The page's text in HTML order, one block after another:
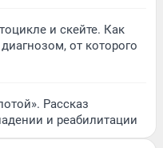
и скейте. Как
от которого
Рассказ
и реабилитации